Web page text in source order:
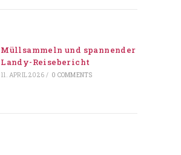
Müllsammeln und spannender
Landy-Reisebericht
11. APRIL 2026 / 0 COMMENTS